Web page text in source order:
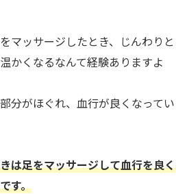
マッサージしたとき、じんわりと
かくなるなんて経験ありますよ
分がほぐれ、血行が良くなってい
は足をマッサージして血行を良く
す。